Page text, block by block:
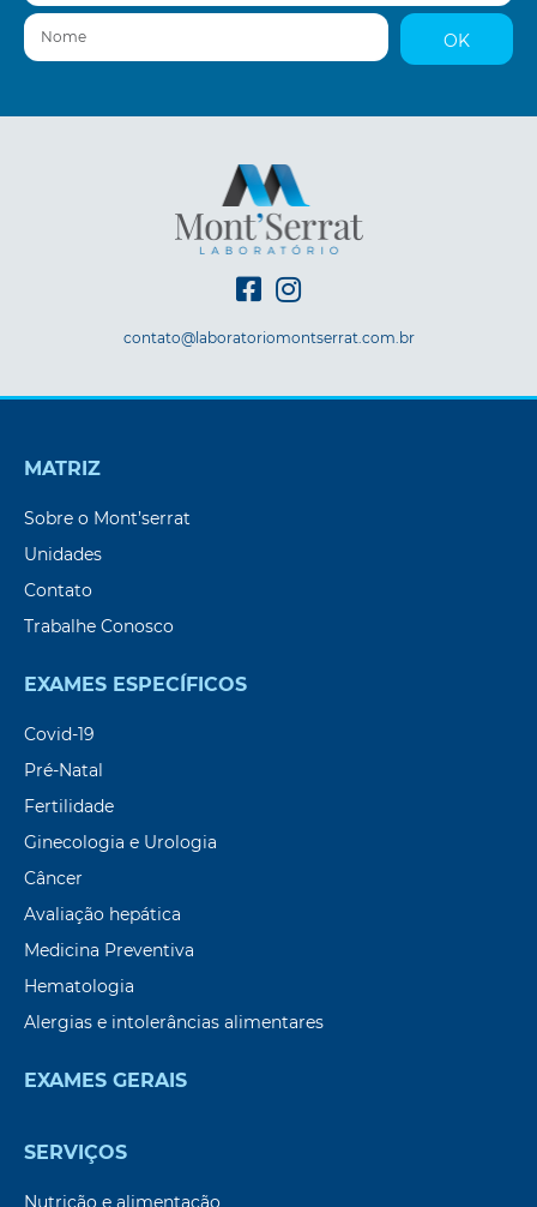
Nome
OK
contato@laboratoriomontserrat.com.br
MATRIZ
Sobre o Mont’serrat
Unidades
Contato
Trabalhe Conosco
EXAMES ESPECÍFICOS
Covid-19
Pré-Natal
Fertilidade
Ginecologia e Urologia
Câncer
Avaliação hepática
Medicina Preventiva
Hematologia
Alergias e intolerâncias alimentares
EXAMES GERAIS
SERVIÇOS
Nutrição e alimentação